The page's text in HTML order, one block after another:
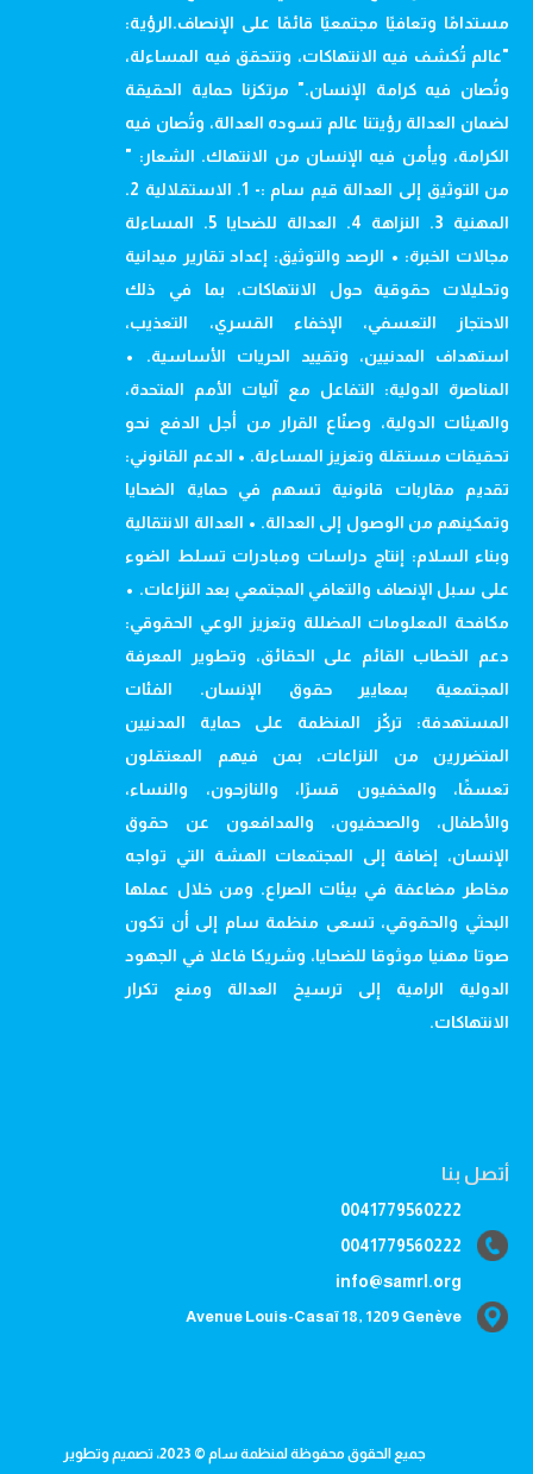
مستدامًا وتعافيًا مجتمعيًا قائمًا على الإنصاف.الرؤية:
"عالم تُكشف فيه الانتهاكات، وتتحقق فيه المساءلة،
وتُصان فيه كرامة الإنسان." مرتكزنا حماية الحقيقة
لضمان العدالة رؤيتنا عالم تسوده العدالة، وتُصان فيه
الكرامة، ويأمن فيه الإنسان من الانتهاك. الشعار: "
من التوثيق إلى العدالة قيم سام :- 1. الاستقلالية 2.
المهنية 3. النزاهة 4. العدالة للضحايا 5. المساءلة
مجالات الخبرة: • الرصد والتوثيق: إعداد تقارير ميدانية
وتحليلات حقوقية حول الانتهاكات، بما في ذلك
الاحتجاز التعسفي، الإخفاء القسري، التعذيب،
استهداف المدنيين، وتقييد الحريات الأساسية. •
المناصرة الدولية: التفاعل مع آليات الأمم المتحدة،
والهيئات الدولية، وصنّاع القرار من أجل الدفع نحو
تحقيقات مستقلة وتعزيز المساءلة. • الدعم القانوني:
تقديم مقاربات قانونية تسهم في حماية الضحايا
وتمكينهم من الوصول إلى العدالة. • العدالة الانتقالية
وبناء السلام: إنتاج دراسات ومبادرات تسلط الضوء
على سبل الإنصاف والتعافي المجتمعي بعد النزاعات. •
مكافحة المعلومات المضللة وتعزيز الوعي الحقوقي:
دعم الخطاب القائم على الحقائق، وتطوير المعرفة
المجتمعية بمعايير حقوق الإنسان. الفئات
المستهدفة: تركّز المنظمة على حماية المدنيين
المتضررين من النزاعات، بمن فيهم المعتقلون
تعسفًا، والمخفيون قسرًا، والنازحون، والنساء،
والأطفال، والصحفيون، والمدافعون عن حقوق
الإنسان، إضافة إلى المجتمعات الهشة التي تواجه
مخاطر مضاعفة في بيئات الصراع. ومن خلال عملها
البحثي والحقوقي، تسعى منظمة سام إلى أن تكون
صوتا مهنيا موثوقا للضحايا، وشريكا فاعلا في الجهود
الدولية الرامية إلى ترسيخ العدالة ومنع تكرار
الانتهاكات.
أتصل بنا
0041779560222
0041779560222
info@samrl.org
Avenue Louis-Casaï 18, 1209 Genève
جميع الحقوق محفوظة لمنظمة سام © 2023، تصميم وتطوير